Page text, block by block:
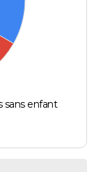
sans enfant